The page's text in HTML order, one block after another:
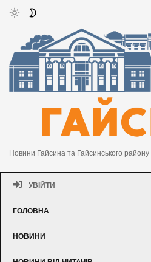
Новини Гайсина та Гайсинського району
УВІЙТИ
ГОЛОВНА
НОВИНИ